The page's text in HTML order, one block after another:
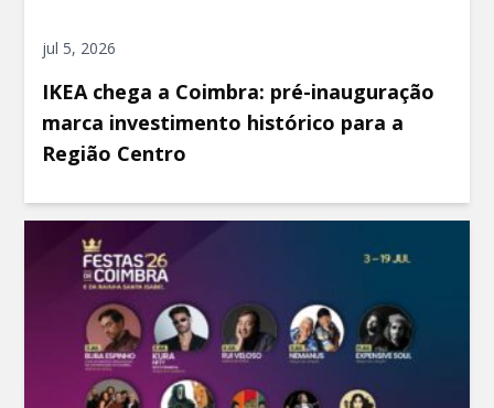
jul 5, 2026
IKEA chega a Coimbra: pré-inauguração
marca investimento histórico para a
Região Centro